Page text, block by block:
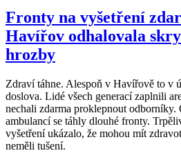
Fronty na vyšetření
Havířov odhalovala
hrozby
Zdraví táhne. Alespoň v Havířově to v
doslova. Lidé všech generací zaplnili
nechali zdarma proklepnout odborníky.
ambulancí se táhly dlouhé fronty.
vyšetření ukázalo, že mohou mít
neměli tušení.